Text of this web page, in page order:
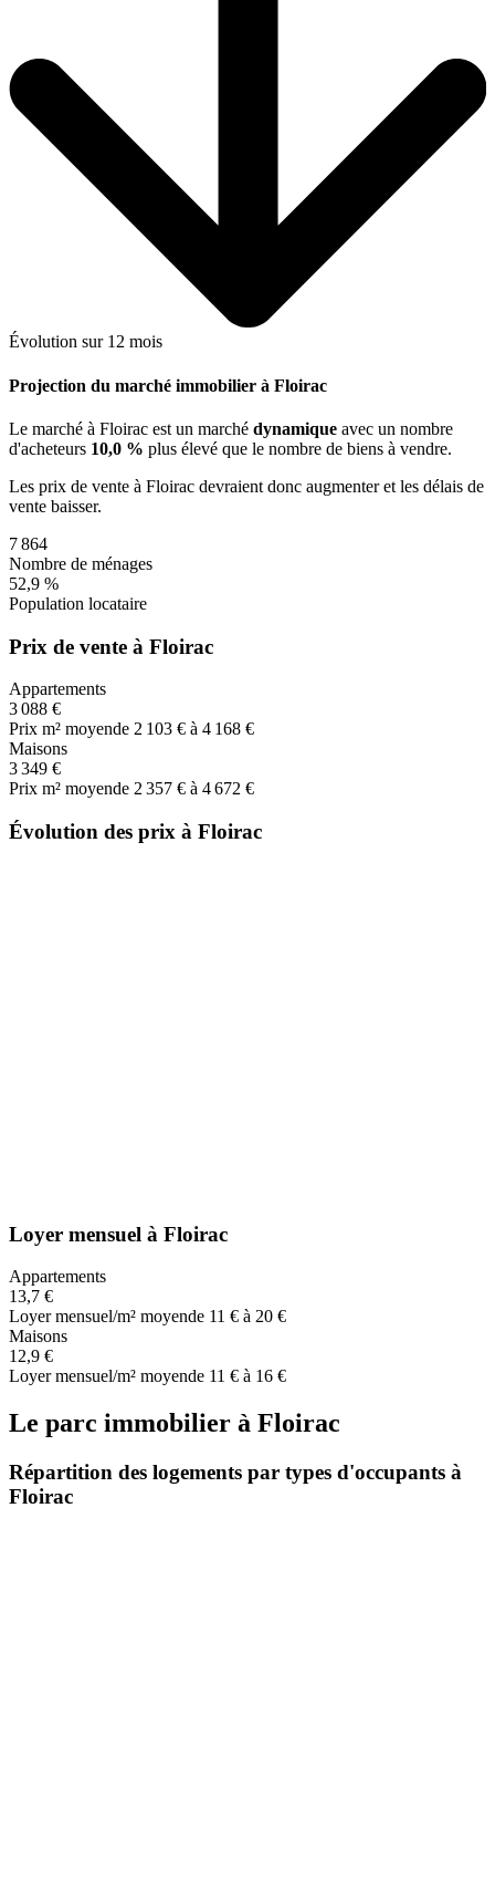
Évolution sur 12 mois
Projection du marché immobilier à Floirac
Le marché à Floirac est un marché dynamique avec un nombre
d'acheteurs 10,0 % plus élevé que le nombre de biens à vendre.
Les prix de vente à Floirac devraient donc augmenteret les délais de
vente baisser.
7 864
Nombre de ménages
52,9 %
Population locataire
Prix de vente à Floirac
Appartements
3 088 €
Prix m² moyende 2 103 € à 4 168 €
Maisons
3 349 €
Prix m² moyende 2 357 € à 4 672 €
Évolution des prix à Floirac
Loyer mensuel à Floirac
Appartements
13,7 €
Loyer mensuel/m² moyende 11 € à 20 €
Maisons
12,9 €
Loyer mensuel/m² moyende 11 € à 16 €
Le parc immobilier à Floirac
Répartition des logements par types d'occupants à
Floirac